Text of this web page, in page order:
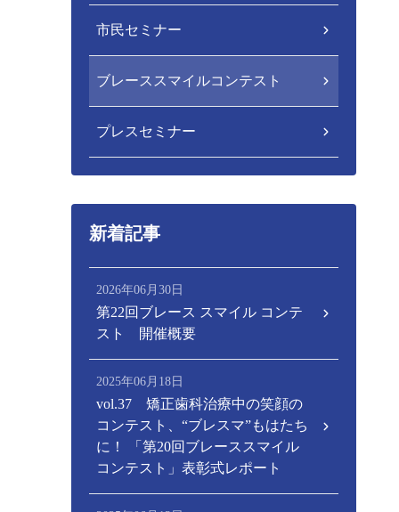
市民セミナー
ブレーススマイルコンテスト
プレスセミナー
新着記事
2026年06月30日
第22回ブレース スマイル コンテ
スト 開催概要
2025年06月18日
vol.37 矯正歯科治療中の笑顔の
コンテスト、“ブレスマ”もはたち
に！ 「第20回ブレーススマイル
コンテスト」表彰式レポート